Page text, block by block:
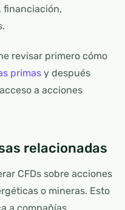
financiación,
revisar primero cómo
primas y después
a acciones
relacionadas
CFDs sobre acciones
o mineras. Esto